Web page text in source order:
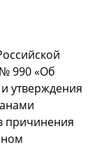
990 «Об
утверждения
причинения